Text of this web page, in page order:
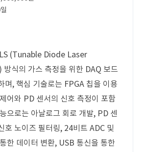
(Tunable Diode Laser
식의 가스 측정을 위한 DAQ 보드
며, 핵심 기술로는 FPGA 칩을 이용
어와 PD 센서의 신호 측정이 포함
으로는 아날로그 회로 개발, PD 센
호 노이즈 필터링, 24비트 ADC 및
한 데이터 변환, USB 통신을 통한